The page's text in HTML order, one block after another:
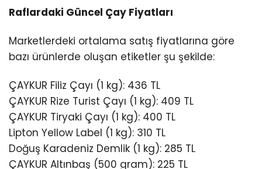
Raflardaki Güncel Çay Fiyatları
Marketlerdeki ortalama satış fiyatlarına göre
bazı ürünlerde oluşan etiketler şu şekilde:
ÇAYKUR Filiz Çayı (1 kg): 436 TL
ÇAYKUR Rize Turist Çayı (1 kg): 409 TL
ÇAYKUR Tiryaki Çayı (1 kg): 400 TL
Lipton Yellow Label (1 kg): 310 TL
Doğuş Karadeniz Demlik (1 kg): 285 TL
ÇAYKUR Altınbaş (500 gram): 225 TL